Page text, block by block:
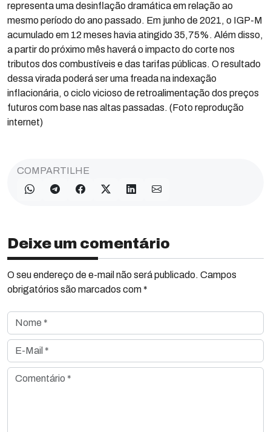
representa uma desinflação dramática em relação ao
mesmo período do ano passado. Em junho de 2021, o IGP-M
acumulado em 12 meses havia atingido 35,75%. Além disso,
a partir do próximo mês haverá o impacto do corte nos
tributos dos combustíveis e das tarifas públicas. O resultado
dessa virada poderá ser uma freada na indexação
inflacionária, o ciclo vicioso de retroalimentação dos preços
futuros com base nas altas passadas. (Foto reprodução
internet)
COMPARTILHE
Deixe um comentário
O seu endereço de e-mail não será publicado. Campos
obrigatórios são marcados com *
Nome *
E-Mail *
Comentário *